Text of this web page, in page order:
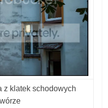
z klatek schodowych